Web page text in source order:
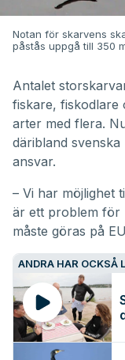
Notan för skarvens
påstås uppgå till 350
Antalet
fiskare, fiskodlare
arter med flera.
däribland
ansvar.
– Vi har möjlighet
är ett problem för
måste göras på
ANDRA HAR OCKSÅ